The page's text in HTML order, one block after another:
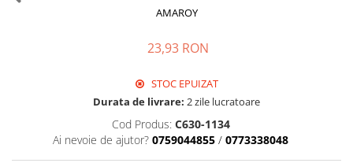
AMAROY
23,93 RON
STOC EPUIZAT
Durata de livrare: 2 zile lucratoare
Cod Produs: C630-1134
Ai nevoie de ajutor? 0759044855 / 0773338048